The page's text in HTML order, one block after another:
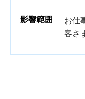
影響範囲
お仕
客さ